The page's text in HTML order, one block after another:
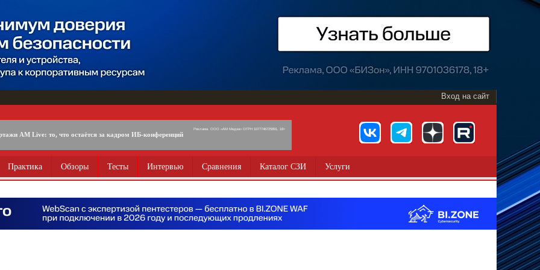
Вход на сайт
AM Live: то, что остаётся за кадром ИБ-конференций
Реклама. ООО «АМ Медиа» ОГРН 1077746725891, 18+
Практика Обзоры Тесты Интервью Сравнения Каталог СЗИ Услуги